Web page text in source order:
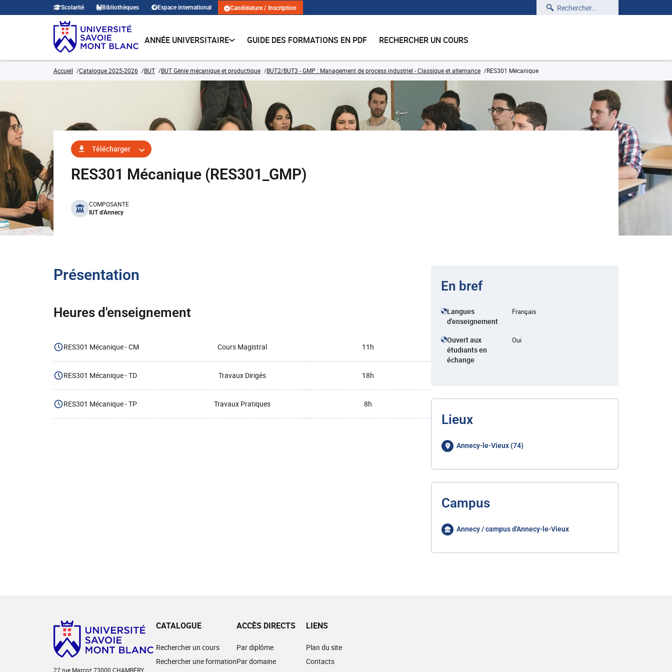
Scolarité Bibliothèques Espace international Candidature / Inscription Rechercher
ANNÉE UNIVERSITAIRE GUIDE DES FORMATIONS EN PDF RECHERCHER UN COURS
Accueil Catalogue 2025-2026 BUT BUT Génie mécanique et productique BUT2/BUT3 - GMP : Management de process industriel - Classique et alternance RES301 Mécanique
Télécharger
RES301 Mécanique (RES301_GMP)
benefits
COMPOSANTE
IUT d'Annecy
Présentation
Heures d'enseignement
RES301 Mécanique - CM Cours Magistral 11h
RES301 Mécanique - TD Travaux Dirigés 18h
RES301 Mécanique - TP Travaux Pratiques 8h
En bref
Langues
d'enseignement
Français
Ouvert aux
étudiants en
échange
Oui
Lieux
Annecy-le-Vieux (74)
Campus
Annecy / campus d'Annecy-le-Vieux
27 rue Marcoz 73000 CHAMBÉRY
CATALOGUE
Rechercher un cours
Rechercher une formation
ACCÈS DIRECTS
Par diplôme
Par domaine
LIENS
Plan du site
Contacts